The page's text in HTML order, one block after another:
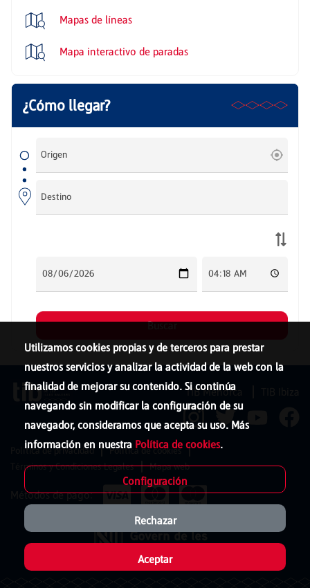
Mapas de líneas
Mapa interactivo de paradas
Utilizamos cookies propias y de terceros para prestar
nuestros servicios y analizar la actividad de la web con la
finalidad de mejorar su contenido. Si continúa
navegando sin modificar la configuración de su
navegador, consideramos que acepta su uso. Más
información en nuestra Política de cookies.
Configuración
Rechazar
Aceptar
TIB Menorca
Política de privacidad
Política de cookies
Términos y Condiciones Legales
Mapa web
Métodos de pago: